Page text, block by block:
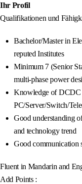
Ihr Profil
Qualifikationen und
Bachelor/Master in
reputed Institutes
Minimum 7 (Senior
multi-phase power
Knowledge of DCDC
PC/Server/Switch/
Good understanding
and technology trend
Good communication
Fluent in Mandarin and
Add Points :